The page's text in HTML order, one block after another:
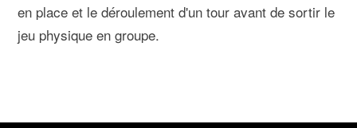
en place et le déroulement d'un tour avant de sortir le
jeu physique en groupe.